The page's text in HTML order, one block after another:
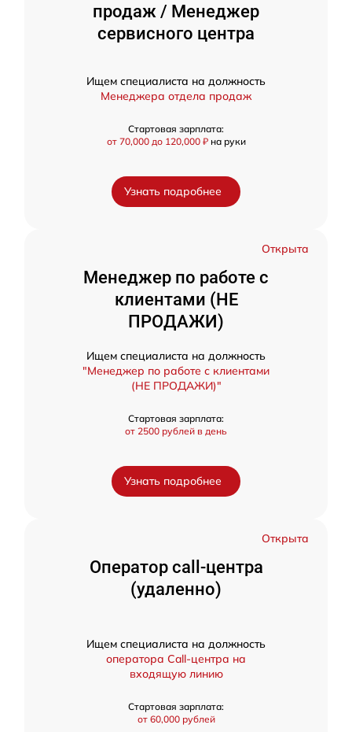
продаж / Менеджер
сервисного центра
Ищем специалиста на должность
Менеджера отдела продаж
Стартовая зарплата:
от 70,000 до 120,000 ₽ на руки
Узнать подробнее
Открыта
Менеджер по работе с
клиентами (НЕ
ПРОДАЖИ)
Ищем специалиста на должность
"Менеджер по работе с клиентами
(НЕ ПРОДАЖИ)"
Стартовая зарплата:
от 2500 рублей в день
Узнать подробнее
Открыта
Оператор call-центра
(удаленно)
Ищем специалиста на должность
оператора Call-центра на
входящую линию
Стартовая зарплата:
от 60,000 рублей